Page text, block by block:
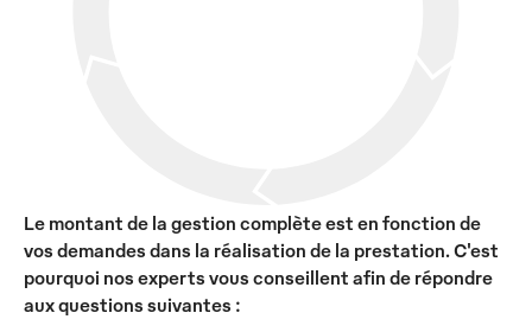
Le montant de la gestion complète est en fonction de
vos demandes dans la réalisation de la prestation. C'est
pourquoi nos experts vous conseillent afin de répondre
aux questions suivantes :